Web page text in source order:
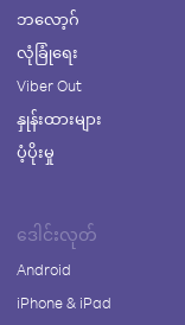
ဘလော့ဂ်
လုံခြုံရေး
Viber Out
နှုန်းထားများ
ပံ့ပိုးမှု
ဒေါင်းလုတ်
Android
iPhone & iPad